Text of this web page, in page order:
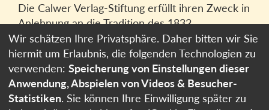
Die Calwer Verlag-Stiftung erfüllt ihren Zweck in
Anlehnung an die Tradition des 1832
gegründeten Calwer Verlagsvereins, der
heutigen Calwer Verlag Bücher und Medien
GmbHin Stuttgart.
Impressum
Datenschutzerklärung
Wir schätzen Ihre Privatsphäre. Daher bitten wir Sie
hiermit um Erlaubnis, die folgenden Technologien zu
verwenden: Speicherung von Einstellungen dieser
Anwendung, Abspielen von Videos & Besucher-
Statistiken. Sie können Ihre Einwilligung später zu